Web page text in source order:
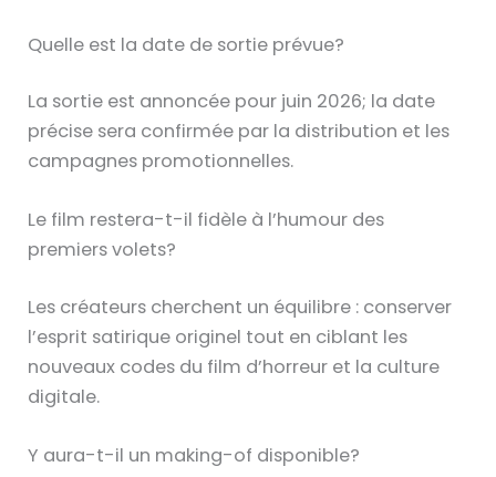
Quelle est la date de sortie prévue?
La sortie est annoncée pour juin 2026; la date
précise sera confirmée par la distribution et les
campagnes promotionnelles.
Le film restera-t-il fidèle à l’humour des
premiers volets?
Les créateurs cherchent un équilibre : conserver
l’esprit satirique originel tout en ciblant les
nouveaux codes du film d’horreur et la culture
digitale.
Y aura-t-il un making-of disponible?